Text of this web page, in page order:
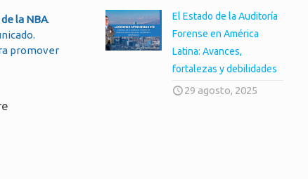
la NBA.
promover
El Estado de la Auditoría
Forense en América
Latina: Avances,
fortalezas y debilidades
29 agosto, 2025